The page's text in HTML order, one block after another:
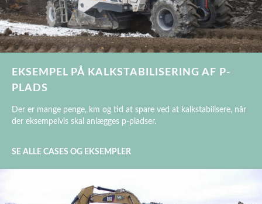
EKSEMPEL PÅ KALKSTABILISERING AF P-
PLADS
Der er mange penge, km og tid at spare ved at kalkstabilisere, når
der eksempelvis skal anlægges p-pladser.
SE ALLE CASES OG EKSEMPLER